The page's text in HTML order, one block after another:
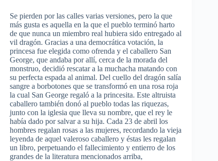
Se pierden por las calles varias versiones, pero la que
más gusta es aquella en la que el pueblo terminó harto
de que nunca un miembro real hubiera sido entregado al
vil dragón. Gracias a una democrática votación, la
princesa fue elegida como ofrenda y el caballero San
George, que andaba por allí, cerca de la morada del
monstruo, decidió rescatar a la muchacha matando con
su perfecta espada al animal. Del cuello del dragón salía
sangre a borbotones que se transformó en una rosa roja
la cual San George regaló a la princesita. Este altruista
caballero también donó al pueblo todas las riquezas,
junto con la iglesia que lleva su nombre, que el rey le
había dado por salvar a su hija. Cada 23 de abril los
hombres regalan rosas a las mujeres, recordando la vieja
leyenda de aquel valeroso caballero y éstas les regalan
un libro, perpetuando el fallecimiento y entierro de los
grandes de la literatura mencionados arriba,